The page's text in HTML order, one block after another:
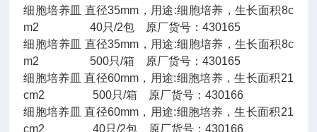
细胞培养皿 直径35mm，用途:细胞培养，生长面积8c
m2 40只/2包 原厂货号：430165
细胞培养皿 直径35mm，用途:细胞培养，生长面积8c
m2 500只/箱 原厂货号：430165
细胞培养皿 直径60mm，用途:细胞培养，生长面积21
cm2 500只/箱 原厂货号：430166
细胞培养皿 直径60mm，用途:细胞培养，生长面积21
cm2 40只/2包 原厂货号：430166